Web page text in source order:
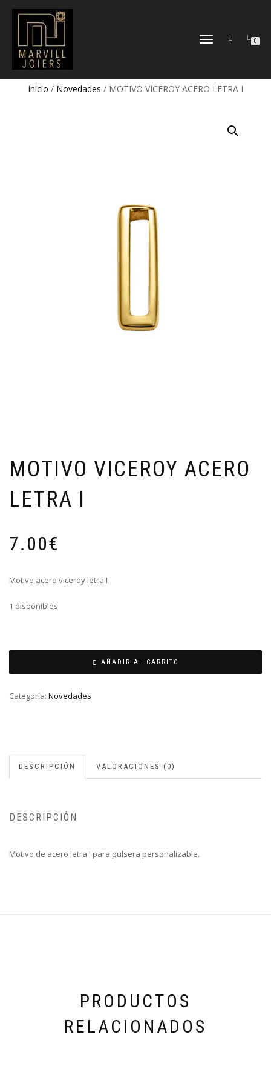
TOGGLE
0
Inicio / Novedades / MOTIVO VICEROY ACERO LETRA I
MOTIVO VICEROY ACERO
LETRA I
7.00€
Motivo acero viceroy letra I
1 disponibles
ACERO
I
AÑADIR AL CARRITO
Categoría: Novedades
DESCRIPCIÓN VALORACIONES (0)
DESCRIPCIÓN
Motivo de acero letra I para pulsera personalizable.
PRODUCTOS
RELACIONADOS